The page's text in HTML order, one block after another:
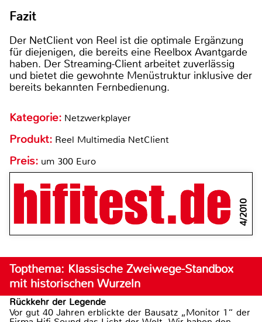
Fazit
Der NetClient von Reel ist die optimale Ergänzung
für diejenigen, die bereits eine Reelbox Avantgarde
haben. Der Streaming-Client arbeitet zuverlässig
und bietet die gewohnte Menüstruktur inklusive der
bereits bekannten Fernbedienung.
Kategorie: Netzwerkplayer
Produkt: Reel Multimedia NetClient
Preis: um 300 Euro
4/2010
Topthema: Klassische Zweiwege-Standbox
mit historischen Wurzeln
Rückkehr der Legende
Vor gut 40 Jahren erblickte der Bausatz „Monitor 1“ der